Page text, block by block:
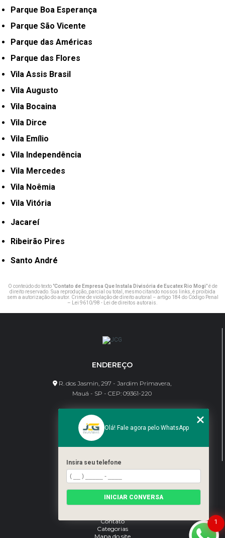
Parque Boa Esperança
Parque São Vicente
Parque das Américas
Parque das Flores
Vila Assis Brasil
Vila Augusto
Vila Bocaina
Vila Dirce
Vila Emílio
Vila Independência
Vila Mercedes
Vila Noêmia
Vila Vitória
Jacareí
Ribeirão Pires
Santo André
O conteúdo do texto "Contato de Empresa Que Instala Divisória de Eucatex Rio Mogi" é de
direito reservado. Sua reprodução, parcial ou total, mesmo citando nossos links, é proibida
sem a autorização do autor. Crime de violação de direito autoral – artigo 184 do Código Penal
–
Lei 9610/98 - Lei de direitos autorais
ENDEREÇO
R. dos Jasmin, 297 - Jardim Primavera,
Mauá - SP - CEP: 09361-220
CONTATO
(11) 95462-8630
bene@jcgdivisorias.com
Home
Sobre Nós
Serviços
Contato
Categorias
Mapa do site
1
Olá! Fale agora pelo WhatsApp
Insira seu telefone
INICIAR CONVERSA